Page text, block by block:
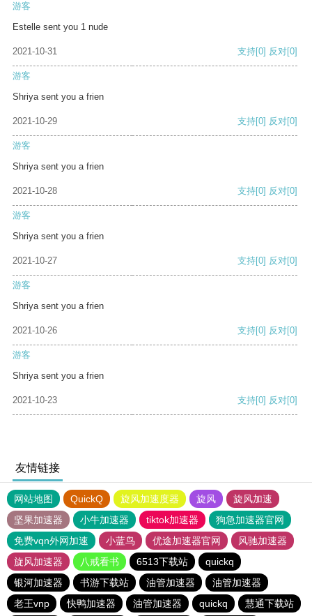
游客
Estelle sent you 1 nude
2021-10-31 支持[0] 反对[0]
游客
Shriya sent you a frien
2021-10-29 支持[0] 反对[0]
游客
Shriya sent you a frien
2021-10-28 支持[0] 反对[0]
游客
Shriya sent you a frien
2021-10-27 支持[0] 反对[0]
游客
Shriya sent you a frien
2021-10-26 支持[0] 反对[0]
游客
Shriya sent you a frien
2021-10-23 支持[0] 反对[0]
友情链接
网站地图 QuickQ 旋风加速度器 旋风
旋风加速
坚果加速器
小牛加速器 tiktok加速器
狗急加速器官网
免费vqn外网加速
小蓝鸟 优途加速器官网
风驰加速器
旋风加速器
八戒看书 6513下载站
quickq
银河加速器
书游下载站 油管加速器
油管加速器
老王vnp
快鸭加速器 油管加速器 quickq 慧通下载站